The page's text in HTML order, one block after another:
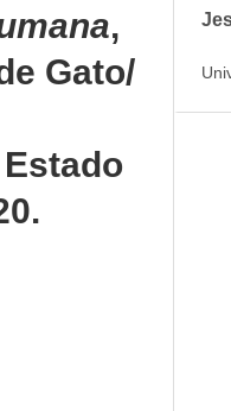
,
Gato/